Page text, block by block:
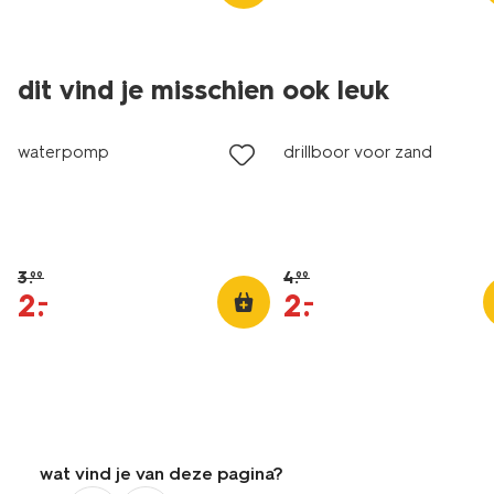
dit vind je misschien ook leuk
sale
waterpomp
3.99
2.
–
sale
drillboor voor zand
4.99
2.
–
wat vind je van deze pagina?